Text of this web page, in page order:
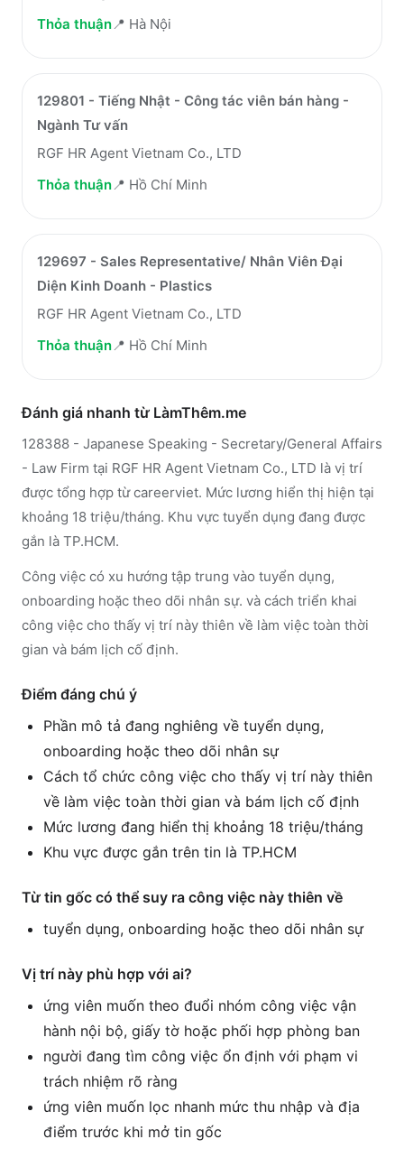
Thỏa thuận📍 Hà Nội
129801 - Tiếng Nhật - Công tác viên bán hàng -
Ngành Tư vấn
RGF HR Agent Vietnam Co., LTD
Thỏa thuận📍 Hồ Chí Minh
129697 - Sales Representative/ Nhân Viên Đại
Diện Kinh Doanh - Plastics
RGF HR Agent Vietnam Co., LTD
Thỏa thuận📍 Hồ Chí Minh
Đánh giá nhanh từ LàmThêm.me
128388 - Japanese Speaking - Secretary/General Affairs
- Law Firm tại RGF HR Agent Vietnam Co., LTD là vị trí
được tổng hợp từ careerviet. Mức lương hiển thị hiện tại
khoảng 18 triệu/tháng. Khu vực tuyển dụng đang được
gắn là TP.HCM.
Công việc có xu hướng tập trung vào tuyển dụng,
onboarding hoặc theo dõi nhân sự. và cách triển khai
công việc cho thấy vị trí này thiên về làm việc toàn thời
gian và bám lịch cố định.
Điểm đáng chú ý
Phần mô tả đang nghiêng về tuyển dụng,
onboarding hoặc theo dõi nhân sự
Cách tổ chức công việc cho thấy vị trí này thiên
về làm việc toàn thời gian và bám lịch cố định
Mức lương đang hiển thị khoảng 18 triệu/tháng
Khu vực được gắn trên tin là TP.HCM
Từ tin gốc có thể suy ra công việc này thiên về
tuyển dụng, onboarding hoặc theo dõi nhân sự
Vị trí này phù hợp với ai?
ứng viên muốn theo đuổi nhóm công việc vận
hành nội bộ, giấy tờ hoặc phối hợp phòng ban
người đang tìm công việc ổn định với phạm vi
trách nhiệm rõ ràng
ứng viên muốn lọc nhanh mức thu nhập và địa
điểm trước khi mở tin gốc